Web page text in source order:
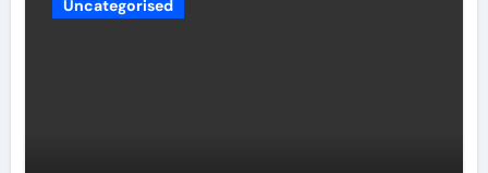
Uncategorised